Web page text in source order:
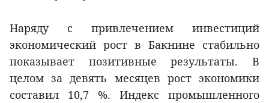
Наряду с привлечением инвестиций
экономический рост в Бакнине стабильно
показывает позитивные результаты. В
целом за девять месяцев рост экономики
составил 10,7 %. Индекс промышленного